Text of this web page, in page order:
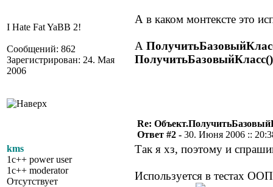
I Hate Fat YaBB 2!
Сообщений: 862
Зарегистрирован: 24. Мая
2006
А в каком монтексте это
А
ПолучитьБазовыйКласс()
kms
1c++ power user
1c++ moderator
Отсутствует
Re:
Ответ #2 - 30. Июня 2006 ::
Так я хз, поэтому и
Используется в тестах